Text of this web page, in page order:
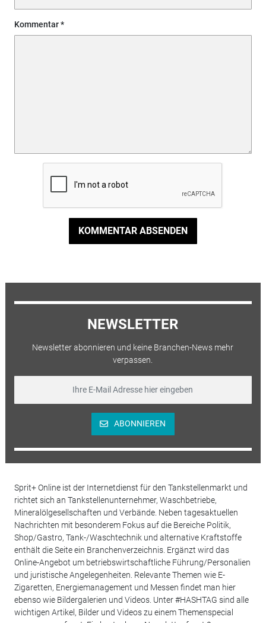
Kommentar
KOMMENTAR ABSENDEN
NEWSLETTER
Newsletter abonnieren und keine Branchen-News mehr
verpassen.
ABONNIEREN
Sprit+ Online ist der Internetdienst für den Tankstellenmarkt und
richtet sich an Tankstellenunternehmer, Waschbetriebe,
Mineralölgesellschaften und Verbände. Neben tagesaktuellen
Nachrichten mit besonderem Fokus auf die Bereiche Politik,
Shop/Gastro, Tank-/Waschtechnik und alternative Kraftstoffe
enthält die Seite ein Branchenverzeichnis. Ergänzt wird das
Online-Angebot um betriebswirtschaftliche Führung/Personalien
und juristische Angelegenheiten. Relevante Themen wie E-
Zigaretten, Energiemanagement und Messen findet man hier
ebenso wie Bildergalerien und Videos. Unter #HASHTAG sind alle
wichtigen Artikel, Bilder und Videos zu einem Themenspecial